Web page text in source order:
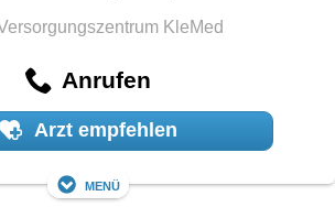
KleMed
Anrufen
Arzt empfehlen
Menü